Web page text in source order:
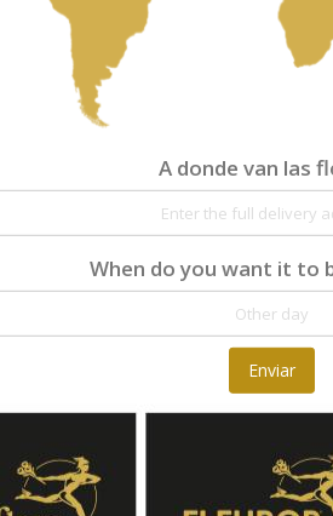
A donde van las
Detalles
Our professional
A donde van las
When do you want it to
Enviar